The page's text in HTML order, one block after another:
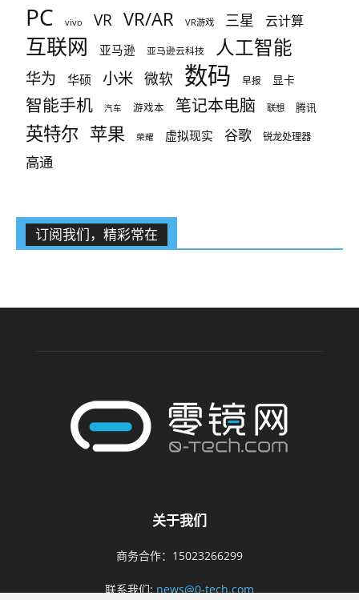
PC vivo VR VR/AR VR游戏 三星 云计算
互联网 亚马逊 亚马逊云科技 人工智能
华为 华硕 小米 微软 数码 早报 显卡
智能手机 汽车 游戏本 笔记本电脑 联想 腾讯
英特尔 苹果 荣耀 虚拟现实 谷歌 锐龙处理器
高通
订阅我们，精彩常在
关于我们
商务合作：15023266299
联系我们:news@0-tech.com